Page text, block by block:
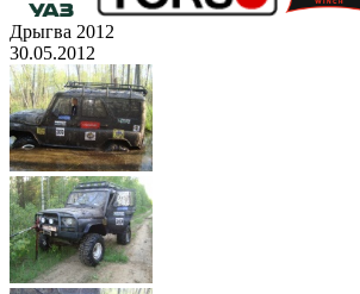
Дрыгва 2012
30.05.2012